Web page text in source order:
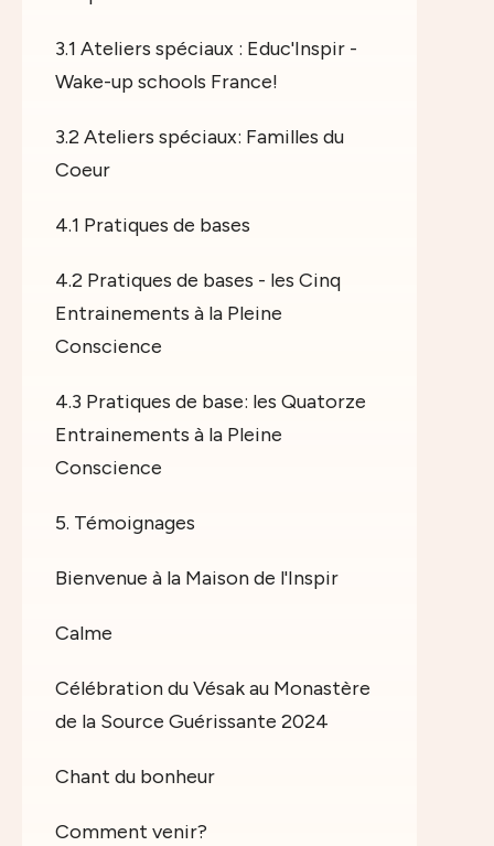
3.1 Ateliers spéciaux : Educ'Inspir -
Wake-up schools France!
3.2 Ateliers spéciaux: Familles du
Coeur
4.1 Pratiques de bases
4.2 Pratiques de bases - les Cinq
Entrainements à la Pleine
Conscience
4.3 Pratiques de base: les Quatorze
Entrainements à la Pleine
Conscience
5. Témoignages
Bienvenue à la Maison de l'Inspir
Calme
Célébration du Vésak au Monastère
de la Source Guérissante 2024
Chant du bonheur
Comment venir?